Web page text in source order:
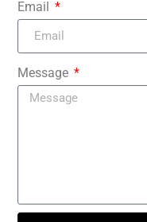
Email
Message